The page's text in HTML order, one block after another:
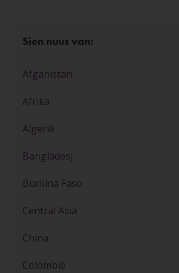
Sien nuus van:
Afganistan
Afrika
Algerië
Bangladesj
Burkina Faso
Central Asia
China
Colombië